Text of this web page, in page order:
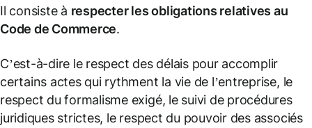
Il consiste à respecter les obligations relatives au
Code de Commerce.
C’est-à-dire le respect des délais pour accomplir
certains actes qui rythment la vie de l’entreprise, le
respect du formalisme exigé, le suivi de procédures
juridiques strictes, le respect du pouvoir des associés